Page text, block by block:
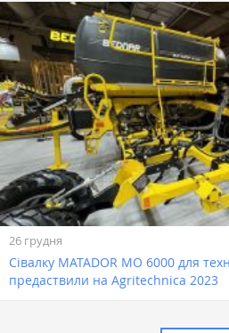
26 грудня
Сівалку MATADOR MO 6000 для
предаствили на Agrіtеchnica 2023